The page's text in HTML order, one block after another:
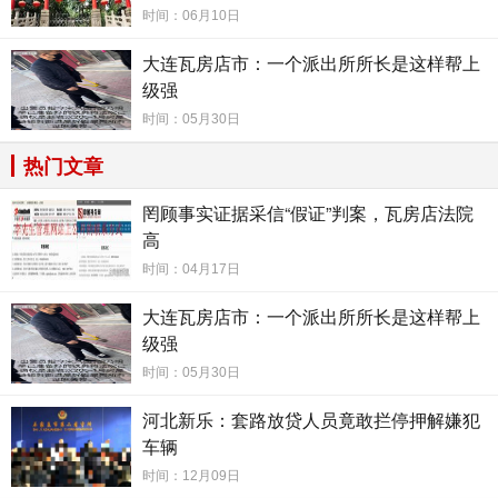
举报材料直指，此次考察被指是为后续的招标“定向安
排”进行事前沟通和铺路，是以合法形式掩盖非法目的的行
为，涉嫌变相操纵采购程序，严重违背了《中华人民共和国
政府采购法》中关于公平竞争与程序正义的基本准则。此次
考察也严重违反中央八项规定的工作精神，司法厅党组应予
以严查。这种在关键时刻、关键人物之间的聚集，形成了一
设。
职工举报直指核心，呼吁彻查权力运作
时间：06月10日
大连瓦房店市：一个派出所所长是这样帮上
级强
时间：05月30日
热门文章
罔顾事实证据采信“假证”判案，瓦房店法院
高
时间：04月17日
大连瓦房店市：一个派出所所长是这样帮上
级强
时间：05月30日
河北新乐：套路放贷人员竟敢拦停押解嫌犯
车辆
时间：12月09日